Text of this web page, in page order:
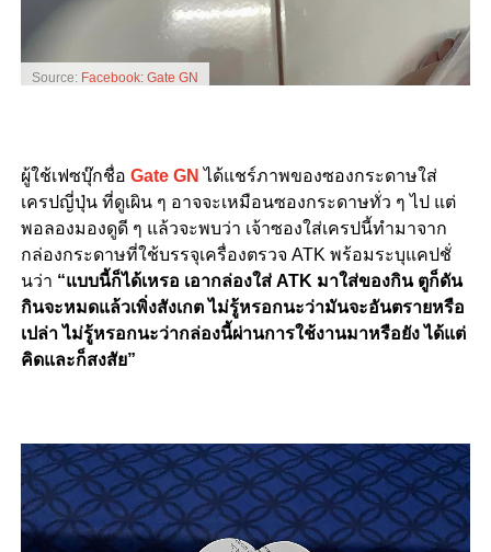
Source: Facebook: Gate GN
ผู้ใช้เฟซบุ๊กชื่อ Gate GN ได้แชร์ภาพของซองกระดาษใส่
เครปญี่ปุ่น ที่ดูเผิน ๆ อาจจะเหมือนซองกระดาษทั่ว ๆ ไป แต่
พอลองมองดูดี ๆ แล้วจะพบว่า เจ้าซองใส่เครปนี้ทำมาจาก
กล่องกระดาษที่ใช้บรรจุเครื่องตรวจ ATK พร้อมระบุแคปชั่
นว่า “แบบนี้ก็ได้เหรอ เอากล่องใส่ ATK มาใส่ของกิน ตูก็ดัน
กินจะหมดแล้วเพิ่งสังเกต ไม่รู้หรอกนะว่ามันจะอันตรายหรือ
เปล่า ไม่รู้หรอกนะว่ากล่องนี้ผ่านการใช้งานมาหรือยัง ได้แต่
คิดและก็สงสัย”